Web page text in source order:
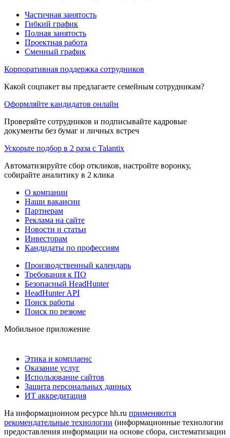
Частичная занятость
Гибкий график
Полная занятость
Проектная работа
Сменный график
Корпоративная поддержка сотрудников
Какой соцпакет вы предлагаете семейным сотрудникам?
Оформляйте кандидатов онлайн
Проверяйте сотрудников и подписывайте кадровые
документы без бумаг и личных встреч
Ускорьте подбор в 2 раза с Talantix
Автоматизируйте сбор откликов, настройте воронку,
собирайте аналитику в 2 клика
О компании
Наши вакансии
Партнерам
Реклама на сайте
Новости и статьи
Инвесторам
Кандидаты по профессиям
Производственный календарь
Требования к ПО
Безопасный HeadHunter
HeadHunter API
Поиск работы
Поиск по резюме
Мобильное приложение
Этика и комплаенс
Оказание услуг
Использование сайтов
Защита персональных данных
ИТ аккредитация
На информационном ресурсе hh.ru применяются
рекомендательные технологии (информационные технологии
предоставления информации на основе сбора, систематизации